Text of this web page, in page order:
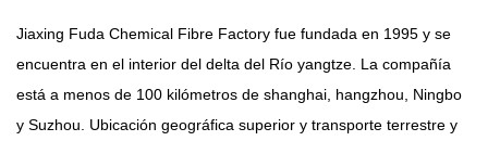
Jiaxing Fuda Chemical Fibre Factory fue fundada en 1995 y se
encuentra en el interior del delta del Río yangtze. La compañía
está a menos de 100 kilómetros de shanghai, hangzhou, Ningbo
y Suzhou. Ubicación geográfica superior y transporte terrestre y